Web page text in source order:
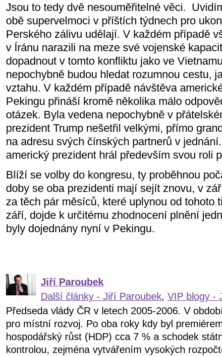
Jsou to tedy dvě nesouměřitelné věci.
obě supervelmoci v příštích týdnech pro
Perského zálivu udělají. V každém případě
v Íránu narazili na meze své vojenské
dopadnout v tomto konfliktu jako ve
nepochybně budou hledat rozumnou cestu,
vztahu. V každém případě návštěva
Pekingu přináší kromě několika málo
otázek. Byla vedena nepochybně v
prezident Trump nešetřil velkými, přímo
na adresu svých čínských partnerů v
americký prezident hrál především svou roli
Blíží se volby do kongresu, ty proběhnou
doby se oba prezidenti mají sejít znovu, v
za těch pár měsíců, které uplynou od tohoto
září, dojde k určitému zhodnocení plnění
byly dojednány nyní v Pekingu.
Jiří Paroubek
Další články - Jiří Paroubek, VIP blogy -
Předseda vlády ČR v letech 2005-2006. V
pro místní rozvoj. Po oba roky kdy byl
hospodářský růst (HDP) cca 7 % a schodek
kontrolou, zejména vytvářením vysokých